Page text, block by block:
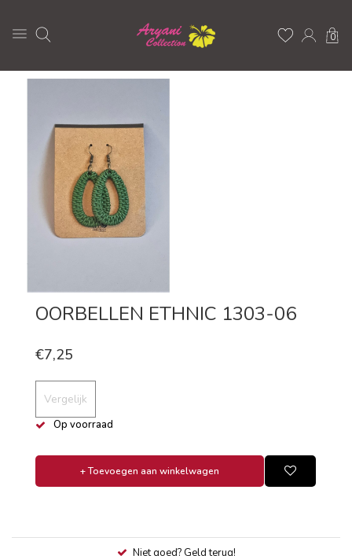
0
OORBELLEN ETHNIC 1303-06
€7,25
Vergelijk
Op voorraad
+ Toevoegen aan winkelwagen
Niet goed? Geld terug!